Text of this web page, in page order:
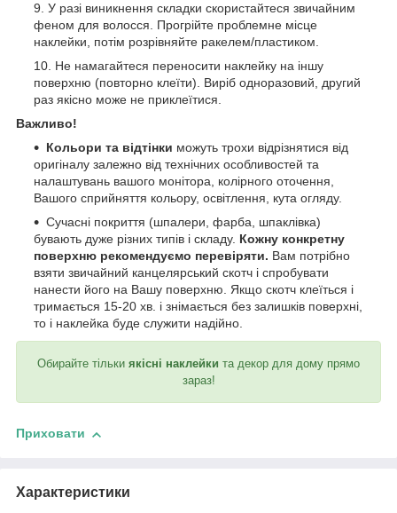
У разі виникнення складки скористайтеся звичайним
феном для волосся. Прогрійте проблемне місце
наклейки, потім розрівняйте ракелем/пластиком.
Не намагайтеся переносити наклейку на іншу
поверхню (повторно клеїти). Виріб одноразовий, другий
раз якісно може не приклеїтися.
Важливо!
Кольори та відтінки можуть трохи відрізнятися від
оригіналу залежно від технічних особливостей та
налаштувань вашого монітора, колірного оточення,
Вашого сприйняття кольору, освітлення, кута огляду.
Сучасні покриття (шпалери, фарба, шпаклівка)
бувають дуже різних типів і складу. Кожну конкретну
поверхню рекомендуємо перевіряти. Вам потрібно
взяти звичайний канцелярський скотч і спробувати
нанести його на Вашу поверхню. Якщо скотч клеїться і
тримається 15-20 хв. і знімається без залишків поверхні,
то і наклейка буде служити надійно.
Обирайте тільки якісні наклейки та декор для дому прямо
зараз!
Приховати
Характеристики